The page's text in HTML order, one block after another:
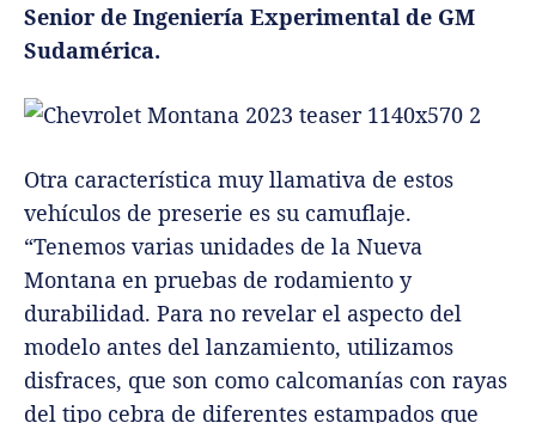
Senior de Ingeniería Experimental de GM
Sudamérica.
Otra característica muy llamativa de estos
vehículos de preserie es su camuflaje.
“Tenemos varias unidades de la Nueva
Montana en pruebas de rodamiento y
durabilidad. Para no revelar el aspecto del
modelo antes del lanzamiento, utilizamos
disfraces, que son como calcomanías con rayas
del tipo cebra de diferentes estampados que